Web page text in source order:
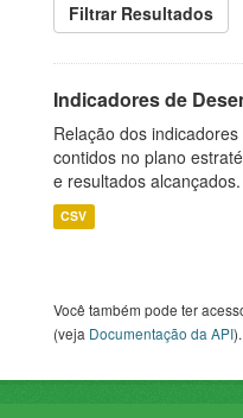
Filtrar Resultados
Indicadores de
Relação dos
contidos no plano
e resultados alcançados.
CSV
Você também pode ter
(veja Documentação da API).